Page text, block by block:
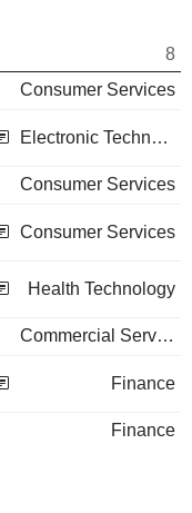
8
Consumer Services
Electronic Technology
Consumer Services
Consumer Services
Health Technology
Commercial Services
Finance
Finance